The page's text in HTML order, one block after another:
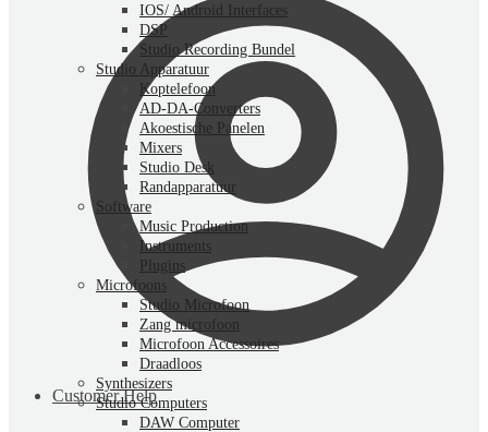
Customer Help
IOS/ Android Interfaces
DSP
Studio Recording Bundel
Studio Apparatuur
Koptelefoon
AD-DA-Converters
Akoestische Panelen
Mixers
Studio Desk
Randapparatuur
Software
Music Production
Instruments
Plugins
Microfoons
Studio Microfoon
Zang microfoon
Microfoon Accessoires
Draadloos
Synthesizers
Studio Computers
DAW Computer